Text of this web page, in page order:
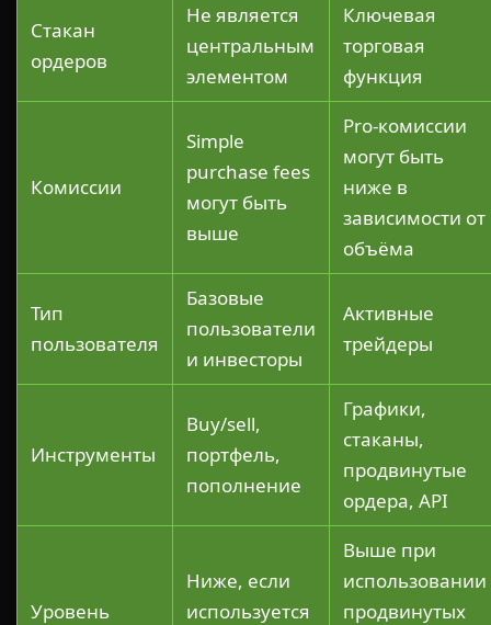
Стакан
ордеров
Не является
центральным
элементом
Ключевая
торговая
функция
Комиссии
Simple
purchase fees
могут быть
выше
Pro-комиссии
могут быть
ниже в
зависимости от
объёма
Тип
пользователя
Базовые
пользователи
и инвесторы
Активные
трейдеры
Инструменты
Buy/sell,
портфель,
пополнение
Графики,
стаканы,
продвинутые
ордера, API
Уровень
Ниже, если
используется
Выше при
использовании
продвинутых